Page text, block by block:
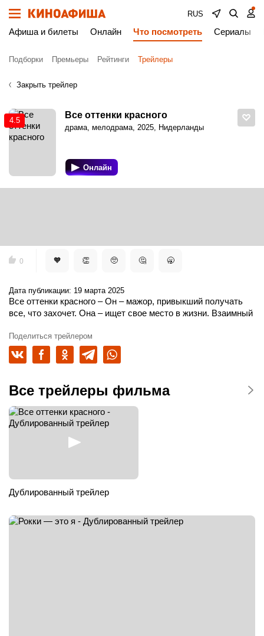
RUS
Афиша и билеты Онлайн Что посмотреть Сериалы
Подборки Премьеры Рейтинги Трейлеры
Закрыть трейлер
0 🧡 👏 🥺 🤔 🥱
Дата публикации: 19 марта 2025
Все оттенки красного – Он – мажор, привыкший получать
все, что захочет. Она – ищет свое место в жизни. Взаимный
их мир новыми красками. Как отличить токсичную любовь
от настоящего чувства, когда страсть настолько сильна?
Поделиться трейлером
Все трейлеры фильма
Дублированный трейлер
4.5
Все оттенки красного
драма, мелодрама, 2025, Нидерланды
Онлайн